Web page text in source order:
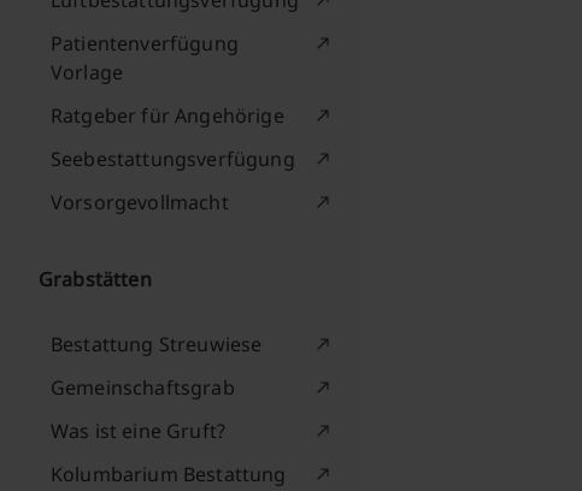
Patientenverfügung
Vorlage
Ratgeber für Angehörige
Seebestattungsverfügung
Vorsorgevollmacht
Grabstätten
Bestattung Streuwiese
Gemeinschaftsgrab
Was ist eine Gruft?
Kolumbarium Bestattung